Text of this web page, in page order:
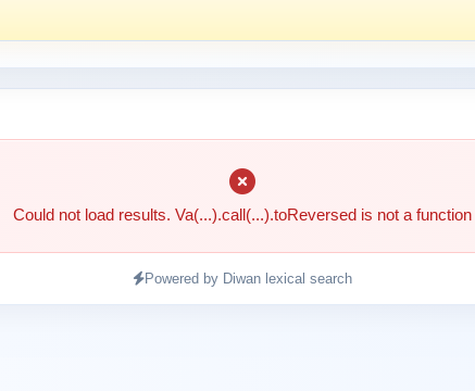
Could not load results. Va(...).call(...).toReversed is not a function
Powered by Diwan lexical search